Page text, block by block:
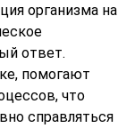
организма на
ответ.
помогают
что
справляться